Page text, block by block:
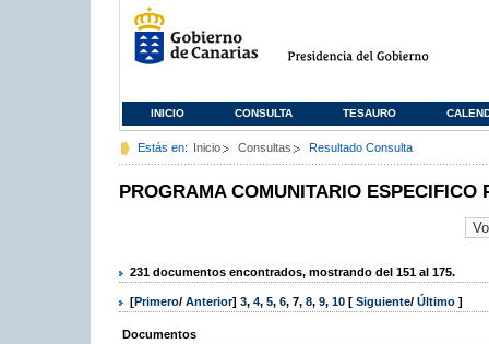
INICIO CONSULTA TESAURO
Estás en: Inicio Consultas Resultado Consulta
PROGRAMA COMUNITARIO ESPECIFICO
231 documentos encontrados, mostrando del 151 al 175.
[Primero/ Anterior] 3, 4, 5, 6, 7, 8, 9, 10 [ Siguiente/ Último ]
Documentos